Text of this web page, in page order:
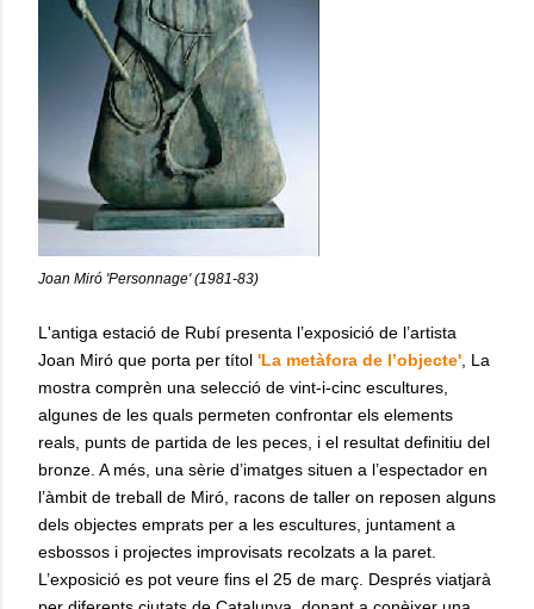
Joan Miró 'Personnage' (1981-83)
L'antiga estació de Rubí presenta l’exposició de l’artista
Joan Miró que porta per títol 'La metàfora de l’objecte' , La
mostra comprèn una selecció de vint-i-cinc escultures,
algunes de les quals permeten confrontar els elements
reals, punts de partida de les peces, i el resultat definitiu del
bronze. A més, una sèrie d’imatges situen a l’espectador en
l’àmbit de treball de Miró, racons de taller on reposen alguns
dels objectes emprats per a les escultures, juntament a
esbossos i projectes improvisats recolzats a la paret.
L’exposició es pot veure fins el 25 de març. Després viatjarà